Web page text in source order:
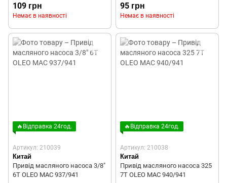
109 грн
Немає в наявності
95 грн
Немає в наявності
🔥Відправка 24год.
Артикул: 210039
Китай
Привід масляного насоса 3/8"
6T OLEO MAC 937/941
🔥Відправка 24год.
Артикул: 210038
Китай
Привід масляного насоса 325
7T OLEO MAC 940/941